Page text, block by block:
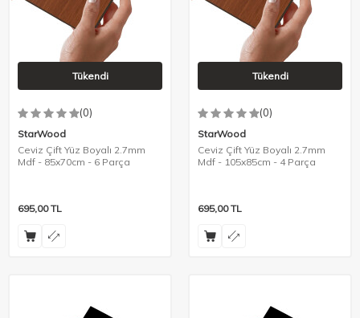
Tükendi
(0)
StarWood
Ceviz Çift Yüz Boyalı 2.7mm
Mdf - 85x70cm - 6 Parça
695,00TL
Tükendi
(0)
StarWood
Ceviz Çift Yüz Boyalı 2.7mm
Mdf - 105x85cm - 4 Parça
695,00TL